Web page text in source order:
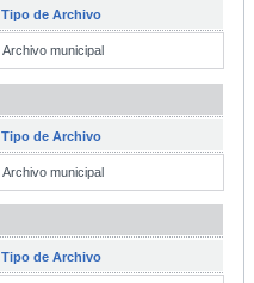
Tipo de Archivo
Archivo municipal
Tipo de Archivo
Archivo municipal
Tipo de Archivo